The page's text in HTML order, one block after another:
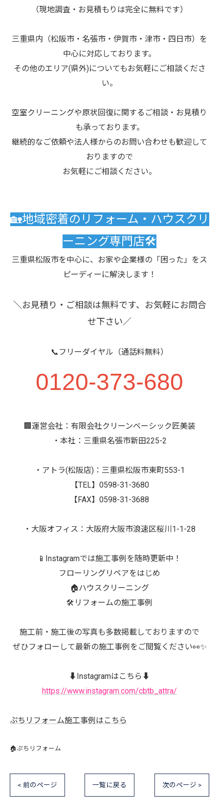
（現地調査・お見積もりは完全に無料です）
三重県内（松阪市・名張市・伊賀市・津市・四日市）を
中心に対応しております。
その他のエリア(県外)についてもお気軽にご相談くださ
い。
空室クリーニングや原状回復に関するご相談・お見積り
も承っております。
継続的なご依頼や法人様からのお問い合わせも歓迎して
おりますので
お気軽にご相談ください。
🏡地域密着のリフォーム・ハウスクリ
ーニング専門店🛠️
三重県松阪市を中心に、お家や企業様の「困った」をス
ピーディーに解決します！
＼お見積り・ご相談は無料です、お気軽にお問合
せ下さい／
📞フリーダイヤル（通話料無料）
0120-373-680
🏢運営会社：有限会社クリーンベーシック匠美装
・本社：三重県名張市新田225-2
・アトラ(松阪店)：三重県松阪市東町553-1
【TEL】0598-31-3680
【FAX】0598-31-3688
・大阪オフィス：大阪府大阪市浪速区桜川1-1-28
📱Instagramでは施工事例を随時更新中！
フローリングリペアをはじめ
🏠ハウスクリーニング
🛠️リフォームの施工事例
施工前・施工後の写真も多数掲載しておりますので
ぜひフォローして最新の施工事例をご閲覧ください👀✨
⬇️Instagramはこちら⬇️
https://www.instagram.com/cbtb_attra/
ぷちリフォーム施工事例はこちら
🏠ぷちリフォーム
< 前のページ 一覧に戻る 次のページ >